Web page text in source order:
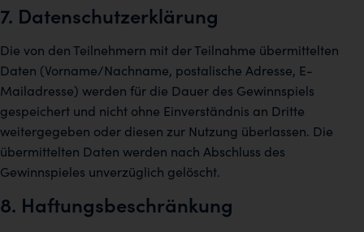
7. Datenschutzerklärung
Die von den Teilnehmern mit der Teilnahme übermittelten
Daten (Vorname/Nachname, postalische Adresse, E-
Mailadresse) werden für die Dauer des Gewinnspiels
gespeichert und nicht ohne Einverständnis an Dritte
weitergegeben oder diesen zur Nutzung überlassen. Die
übermittelten Daten werden nach Abschluss des
Gewinnspieles unverzüglich gelöscht.
8. Haftungsbeschränkung